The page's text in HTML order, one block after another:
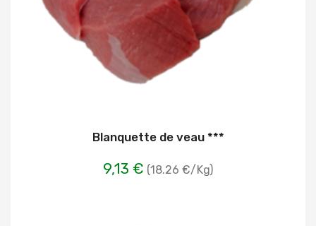
Blanquette de veau ***
9,13 € (18.26 €/Kg)